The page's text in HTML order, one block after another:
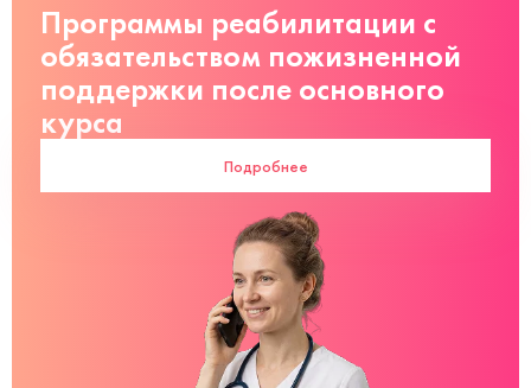
Программы реабилитации с
обязательством пожизненной
поддержки после основного
курса
Подробнее